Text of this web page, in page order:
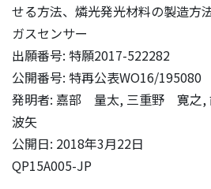
せる方法、燐光発光材料の製造方
ガスセンサー
出願番号: 特願2017-522282
公開番号: 特再公表WO16/195080
発明者: 嘉部 量太, 三重野 寛
波矢
公開日: 2018年3月22日
QP15A005-JP